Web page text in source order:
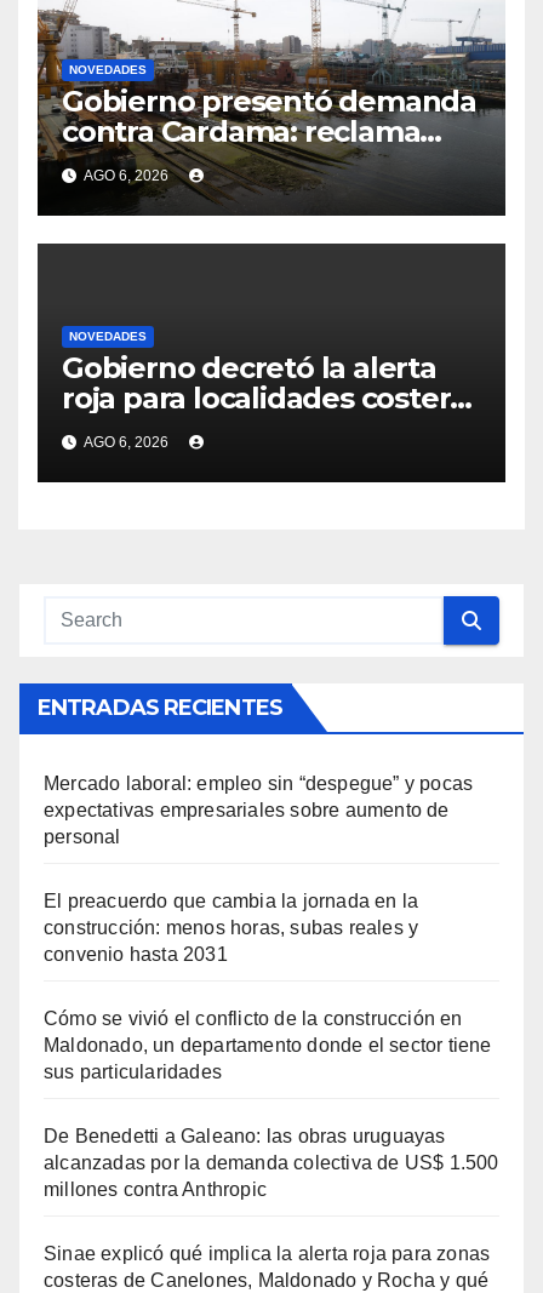
NOVEDADES
Gobierno presentó demanda
contra Cardama: reclama
cifras millonarias por
perjuicios al Estado y detalla
“dolo”, “mala fe” y una
“fachada” fraudulenta para
AGO 6, 2026
NOVEDADES
Gobierno decretó la alerta
roja para localidades costeras
de Canelones, Maldonado y
Rocha ante la llegada del
ciclón extratropical
AGO 6, 2026
ENTRADAS RECIENTES
Mercado laboral: empleo sin “despegue” y pocas
expectativas empresariales sobre aumento de
personal
El preacuerdo que cambia la jornada en la
construcción: menos horas, subas reales y
convenio hasta 2031
Cómo se vivió el conflicto de la construcción en
Maldonado, un departamento donde el sector tiene
sus particularidades
De Benedetti a Galeano: las obras uruguayas
alcanzadas por la demanda colectiva de US$ 1.500
millones contra Anthropic
Sinae explicó qué implica la alerta roja para zonas
costeras de Canelones, Maldonado y Rocha y qué